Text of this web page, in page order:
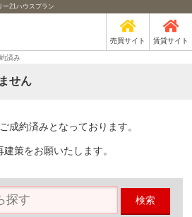
ー21ハウスプラン
売買サイト 賃貸サイト
済み
せん
成約済みとなっております。
策をお願いたします。
検索